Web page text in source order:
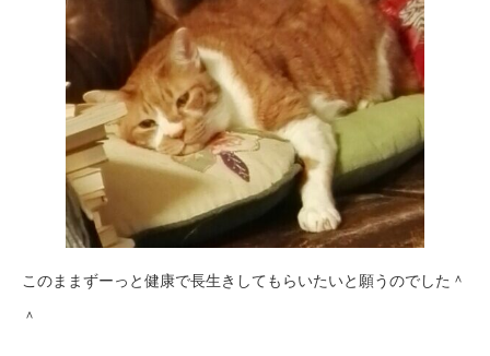
このままずーっと健康で長生きしてもらいたいと願うのでした＾
＾